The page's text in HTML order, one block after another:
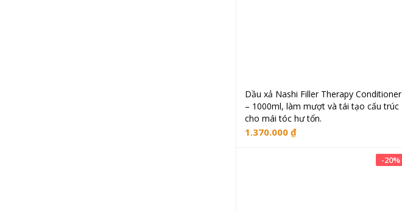
Đọc tiếp
Dầu xả Nashi Filler Therapy Conditioner
– 1000ml, làm mượt và tái tạo cấu trúc
cho mái tóc hư tổn.
1.370.000 ₫
-20%